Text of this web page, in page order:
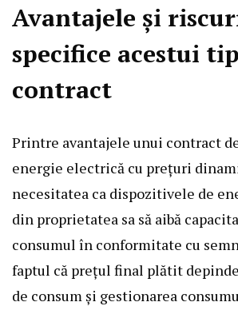
Avantajele și
specifice acestui
contract
Printre avantajele unui contract
energie electrică cu prețuri
necesitatea ca dispozitivele de
din proprietatea sa să aibă
consumul în conformitate cu
faptul că prețul final plătit
de consum și gestionarea